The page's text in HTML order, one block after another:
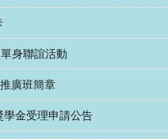
身聯誼活動
廣班簡章
金受理申請公告